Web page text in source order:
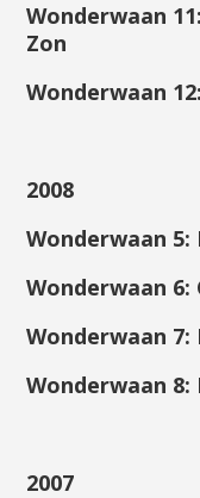
Wonderwaan
Zon
Wonderwaan
2008
Wonderwaan
Wonderwaan
Wonderwaan
Wonderwaan
2007